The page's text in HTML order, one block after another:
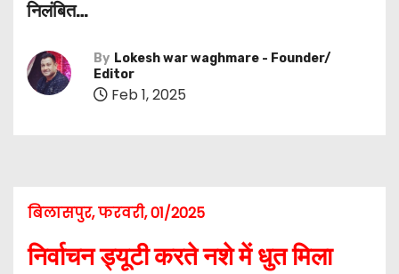
निलंबित…
By Lokesh war waghmare - Founder/
Editor
Feb 1, 2025
बिलासपुर, फरवरी, 01/2025
निर्वाचन ड्यूटी करते नशे में धुत मिला